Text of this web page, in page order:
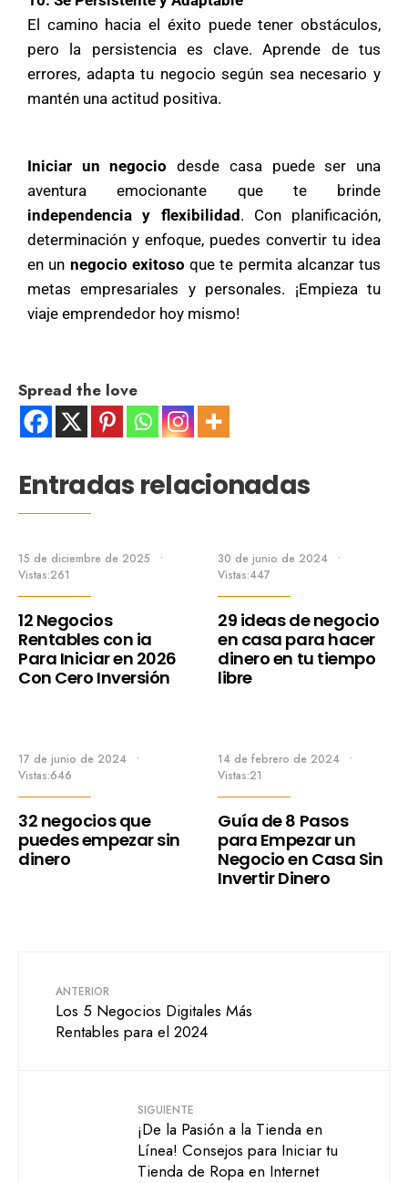
El camino hacia el éxito puede tener obstáculos,
pero la persistencia es clave. Aprende de tus
errores, adapta tu negocio según sea necesario y
mantén una actitud positiva.
Iniciar un negocio desde casa puede ser una
aventura emocionante que te brinde
independencia y flexibilidad . Con planificación,
determinación y enfoque, puedes convertir tu idea
en un negocio exitoso que te permita alcanzar tus
metas empresariales y personales. ¡Empieza tu
viaje emprendedor hoy mismo!
Spread the love
Entradas relacionadas
15 de diciembre de 2025
•
Vistas:261
12 Negocios
Rentables con ia
Para Iniciar en 2026
Con Cero Inversión
30 de junio de 2024
•
Vistas:447
29 ideas de negocio
en casa para hacer
dinero en tu tiempo
libre
17 de junio de 2024
•
Vistas:646
32 negocios que
puedes empezar sin
dinero
14 de febrero de 2024
•
Vistas:21
Guía de 8 Pasos
para Empezar un
Negocio en Casa Sin
Invertir Dinero
ANTERIOR
Los 5 Negocios Digitales Más
Rentables para el 2024
SIGUIENTE
¡De la Pasión a la Tienda en
Línea! Consejos para Iniciar tu
Tienda de Ropa en Internet